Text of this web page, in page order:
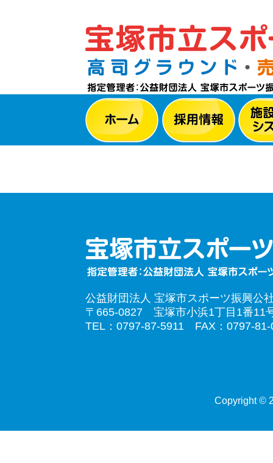
公益財団法人 宝塚市スポーツ振興公
〒665-0827 宝塚市小浜1丁目1番11
TEL：0797-87-5911 FAX：0797-81-
Copyright ©